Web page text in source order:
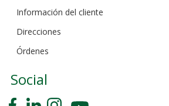
Información del cliente
Direcciones
Órdenes
Social